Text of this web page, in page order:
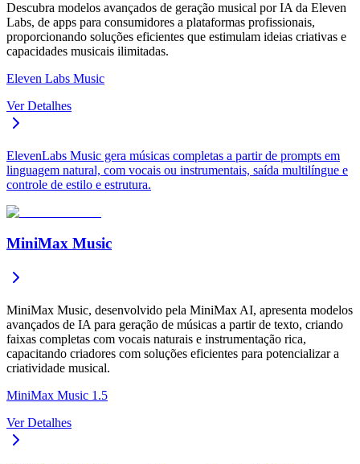
Descubra modelos avançados de geração musical por IA da Eleven
Labs, de apps para consumidores a plataformas profissionais,
proporcionando soluções eficientes que estimulam ideias criativas e
capacidades musicais ilimitadas.
Eleven Labs Music
Ver Detalhes
ElevenLabs Music gera músicas completas a partir de prompts em
linguagem natural, com vocais ou instrumentais, saída multilíngue e
controle de estilo e estrutura.
MiniMax Music
MiniMax Music, desenvolvido pela MiniMax AI, apresenta modelos
avançados de IA para geração de músicas a partir de texto, criando
faixas completas com vocais naturais e instrumentação rica,
capacitando criadores com soluções eficientes para potencializar a
criatividade musical.
MiniMax Music 1.5
Ver Detalhes